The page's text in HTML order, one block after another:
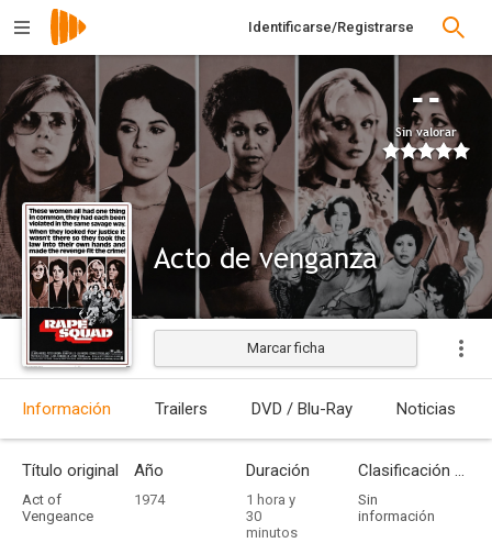
Identificarse/Registrarse
--
Sin valorar
Acto de venganza
Marcar ficha
Información Trailers DVD / Blu-Ray Noticias
Título original
Act of
Vengeance
Año
1974
Duración
1 hora y
30
minutos
Clasificación por edades
Sin
información